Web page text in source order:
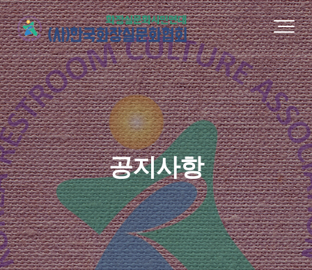
공지사항